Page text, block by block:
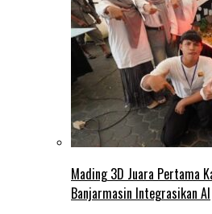
Mading 3D Juara Pertama
Banjarmasin Integrasikan AI